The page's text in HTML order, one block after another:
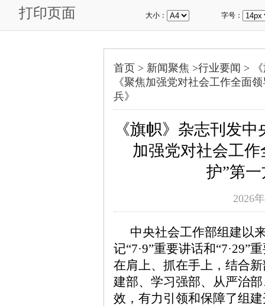
打印页面 大小： 字号：
首页 > 新闻聚焦 >行业要闻 >
《聚焦加强党对社会工作全面
兵》
《旗帜》杂志刊发
加强党对社会工
护”第
2026
中央社会工作部组建以
记“7·9”重要讲话和“7·29”
在肩上、抓在手上，结合
建部、学习强部、从严治
效，有力引领和保障了组